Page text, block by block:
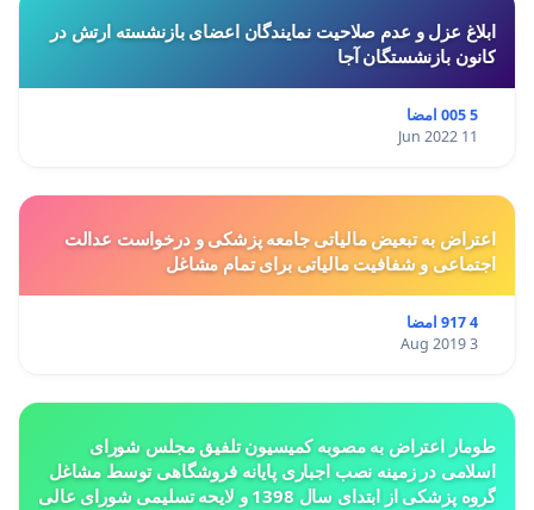
ابلاغ عزل و عدم صلاحیت نمایندگان اعضای بازنشسته ارتش در
کانون بازنشستگان آجا
5 005 امضا
11 Jun 2022
اعتراض به تبعیض مالیاتی جامعه پزشکی و درخواست عدالت
اجتماعی و شفافیت مالیاتی برای تمام مشاغل
4 917 امضا
3 Aug 2019
طومار اعتراض به مصوبه کمیسیون تلفیق مجلس شورای
اسلامی در زمینه نصب اجباری پایانه فروشگاهی توسط مشاغل
گروه پزشکی از ابتدای سال 1398 و لایحه تسلیمی شورای عالی